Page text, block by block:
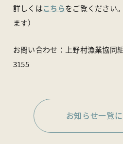
詳しくはこちらをご覧ください
ます）
お問い合わせ：上野村漁業協
3155
お知らせ一覧